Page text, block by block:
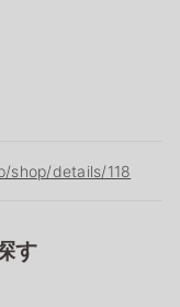
shop/details/118
す